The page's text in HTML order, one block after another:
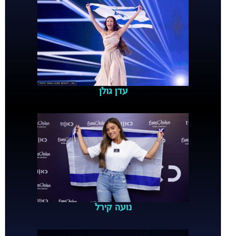
עדן גולן
נועה קירל